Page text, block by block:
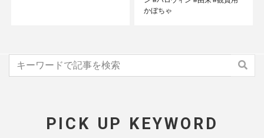
かぼちゃ
PICK UP KEYWORD